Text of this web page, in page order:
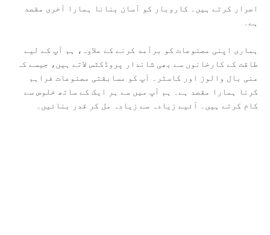
اصرار کرتے ہیں۔ کاروبار کو آسان بنانا ہمارا آخری مقصد
ہے۔
ہماری اپنی مصنوعات کو برآمد کرنے کے علاوہ، ہم آپ کے لیے
طاقت کے کارخانوں سے بھی شاندار پروڈکٹس لاتے ہیں، جیسے کہ
منی بال والوز اور کاسٹر۔ آپ کو مسابقتی مصنوعات فراہم
کرنا ہمارا مقصد ہے۔ ہم آپ میں سے ہر ایک کے ساتھ خلوص سے
کام کرتے ہیں۔ آئیے زیادہ سے زیادہ مل کر قدر بنائیں۔